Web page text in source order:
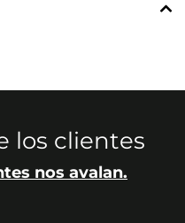
los clientes
nos avalan.